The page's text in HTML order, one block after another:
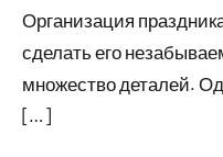
Организация
сделать его
множество деталей.
[…]